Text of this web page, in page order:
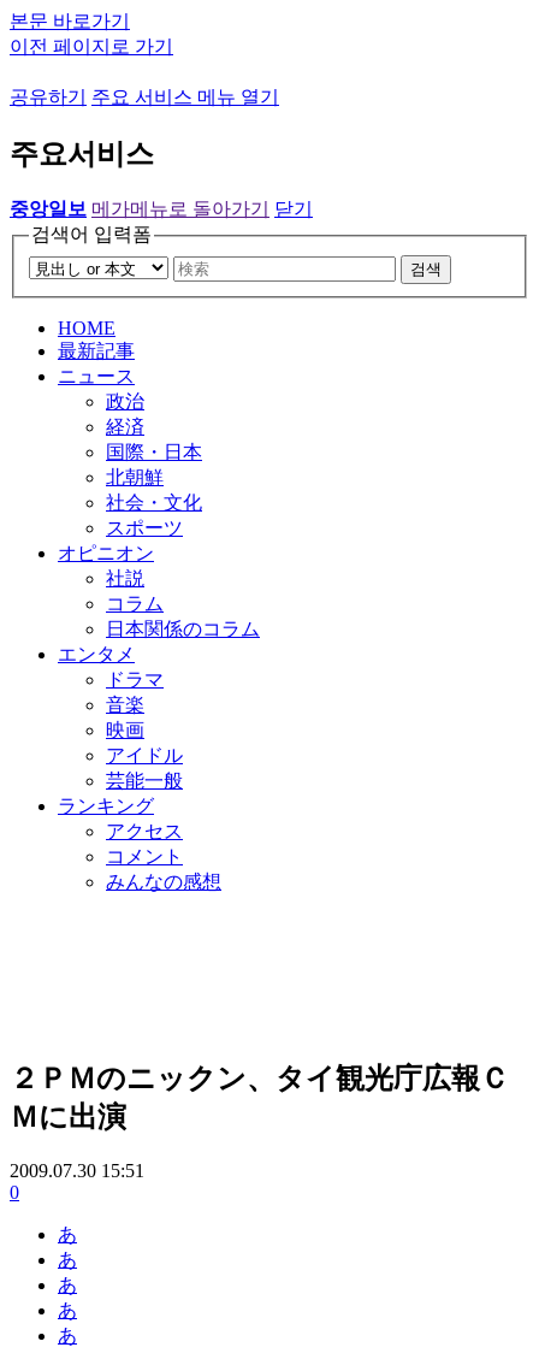
본문 바로가기
이전 페이지로 가기
공유하기 주요 서비스 메뉴 열기
주요서비스
중앙일보 메가메뉴로 돌아가기
닫기
검색어 입력폼
검색
HOME
最新記事
ニュース
政治
経済
国際・日本
北朝鮮
社会・文化
スポーツ
オピニオン
社説
コラム
日本関係のコラム
エンタメ
ドラマ
音楽
映画
アイドル
芸能一般
ランキング
アクセス
コメント
みんなの感想
２ＰＭのニックン、タイ観光庁広報Ｃ
Ｍに出演
2009.07.30 15:51
0
あ
あ
あ
あ
あ